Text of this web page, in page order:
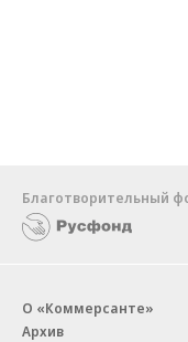
Благотворительный
О «Коммерсанте»
Архив